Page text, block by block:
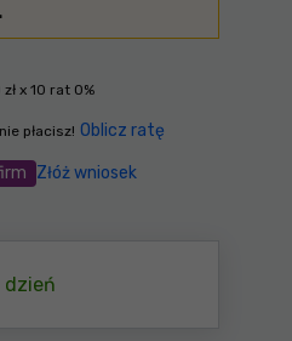
x 10 rat 0%
płacisz! Oblicz ratę
Złóż wniosek
dzień